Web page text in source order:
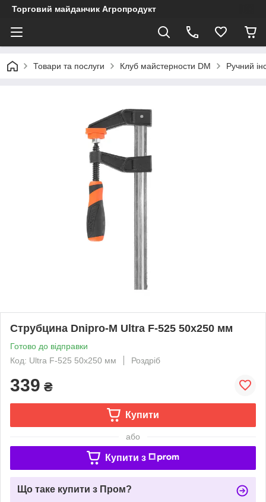
Торговий майданчик Агропродукт
Товари та послуги Клуб майстерности DM Ручний
Струбцина Dnipro-M Ultra F-525 50х250 мм
Готово до відправки
Код: Ultra F-525 50х250 мм
Роздріб
339 ₴
Купити
або
Купити з
Що таке купити з Пром?